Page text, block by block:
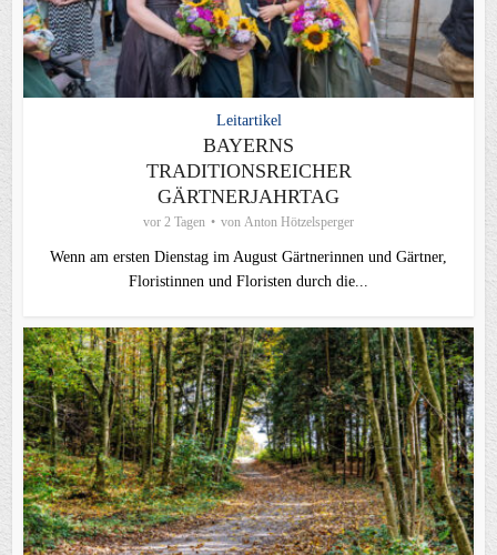
Leitartikel
BAYERNS
TRADITIONSREICHER
GÄRTNERJAHRTAG
vor 2 Tagen von Anton Hötzelsperger
Wenn am ersten Dienstag im August Gärtnerinnen und Gärtner,
Floristinnen und Floristen durch die...